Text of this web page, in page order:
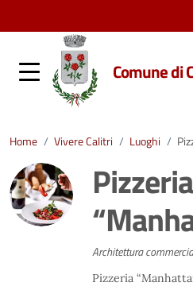
Comune di
Home / Vivere Calitri / Luoghi /
Pizzeria
Architettura
Pizzeria